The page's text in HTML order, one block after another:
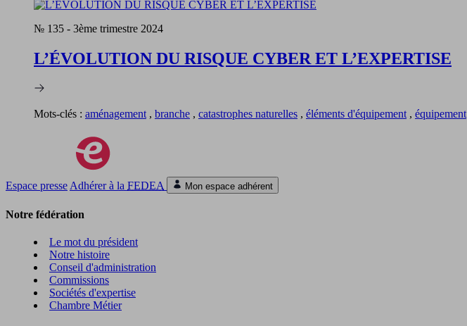
№ 135 - 3ème trimestre 2024
L’ÉVOLUTION DU RISQUE CYBER ET L’EXPERTISE
Mots-clés : aménagement , branche , catastrophes naturelles , éléments d'équipement , équipement
Espace presse Adhérer à la FEDEA Mon espace adhérent
Notre fédération
Le mot du président
Notre histoire
Conseil d'administration
Commissions
Sociétés d'expertise
Chambre Métier